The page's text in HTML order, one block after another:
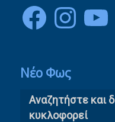
FacebookInstagram
Νέο Φως
Αναζητήστε και
κυκλοφορεί